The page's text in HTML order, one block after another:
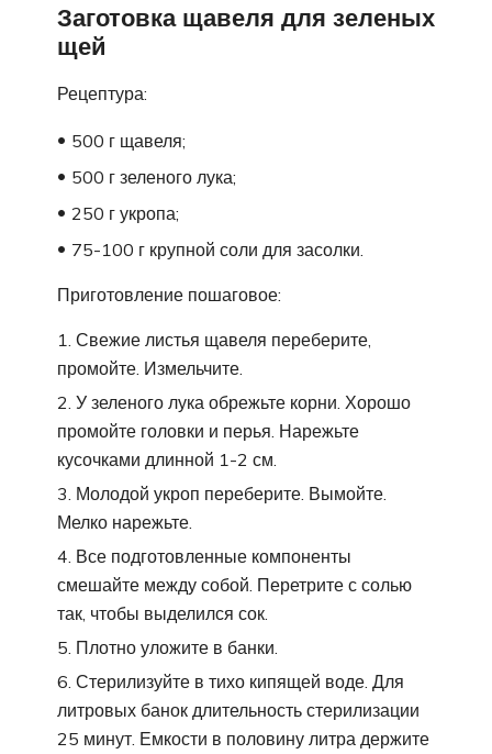
Заготовка щавеля для зеленых
щей
Рецептура:
500 г щавеля;
500 г зеленого лука;
250 г укропа;
75-100 г крупной соли для засолки.
Приготовление пошаговое:
Свежие листья щавеля переберите,
промойте. Измельчите.
У зеленого лука обрежьте корни. Хорошо
промойте головки и перья. Нарежьте
кусочками длинной 1-2 см.
Молодой укроп переберите. Вымойте.
Мелко нарежьте.
Все подготовленные компоненты
смешайте между собой. Перетрите с солью
так, чтобы выделился сок.
Плотно уложите в банки.
Стерилизуйте в тихо кипящей воде. Для
литровых банок длительность стерилизации
25 минут. Емкости в половину литра держите